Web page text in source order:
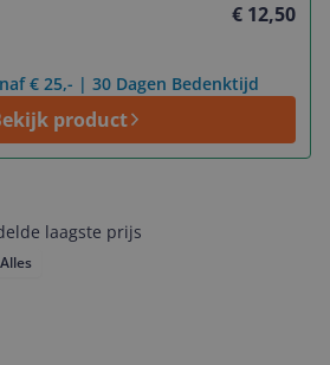
€ 12,50
€ 25,- | 30 Dagen Bedenktijd
product
laagste prijs
Alles